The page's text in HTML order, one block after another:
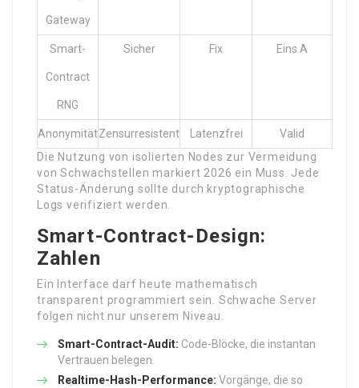
Gateway
Smart-
Contract
RNG
Sicher Fix Eins A
AnonymitätZensurresistent Latenzfrei
Valid
Die Nutzung von isolierten Nodes zur Vermeidung
von Schwachstellen markiert 2026 ein Muss. Jede
Status-Änderung sollte durch kryptographische
Logs verifiziert werden.
Smart-Contract-Design:
Zahlen
Ein Interface darf heute mathematisch
transparent programmiert sein. Schwache Server
folgen nicht nur unserem Niveau.
Smart-Contract-Audit: Code-Blöcke, die instantan
Vertrauen belegen.
Realtime-Hash-Performance: Vorgänge, die so